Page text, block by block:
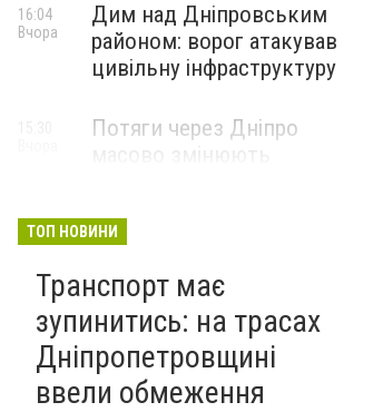
Дим над Дніпровським
районом: ворог атакував
цивільну інфраструктуру
16:04
Вчора
Потяги через Дніпро
ТОП НОВИНИ
Транспорт має
зупинитись: на трасах
Дніпропетровщині
ввели обмеження